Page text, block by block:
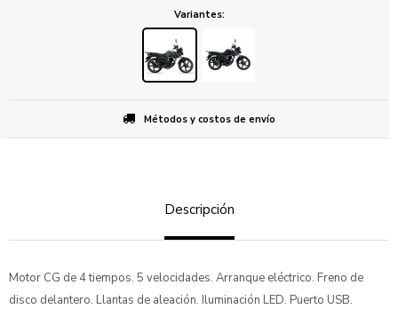
Variantes:
Métodos y costos de envío
Descripción
Motor CG de 4 tiempos. 5 velocidades. Arranque eléctrico. Freno de
disco delantero. Llantas de aleación. Iluminación LED. Puerto USB.